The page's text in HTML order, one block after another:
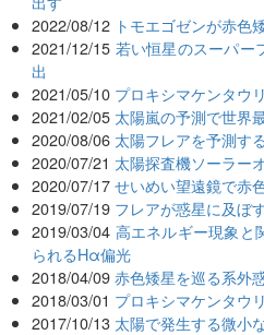
2022/08/12 トモエゴゼンが赤色
2021/12/15 若い恒星のスーパー
出
2021/05/10 プロキシマケンタウ
2021/02/05 太陽嵐の予測で世界
2020/08/06 太陽フレアを予測す
2020/07/21 太陽探査機ソーラー
2020/07/17 せいめい望遠鏡で赤
2019/07/19 フレアが惑星に及ぼ
2019/03/04 高エネルギー現象と
られるHα偏光
2018/04/09 赤色矮星を巡る系外
2018/03/01 プロキシマケンタウ
2017/10/13 太陽で発生する微小